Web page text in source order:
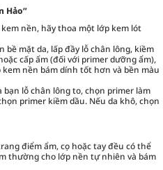
Hảo”
nền, hãy thoa một lớp kem lót
bề mặt da, lấp đầy lỗ chân lông, kiềm
cấp ẩm (đối với primer dưỡng ẩm),
nền bám dính tốt hơn và bền màu
bạn lỗ chân lông to, chọn primer làm
primer kiềm dầu. Nếu da khô, chọn
điểm ẩm, cọ hoặc tay đều có thể
thường cho lớp nền tự nhiên và bám